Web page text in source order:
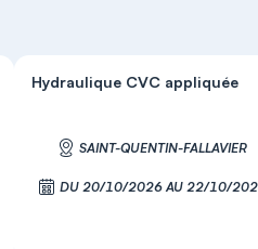
Hydraulique CVC appliquée
SAINT-QUENTIN-FALLAVIER
DU 20/10/2026 AU 22/10/